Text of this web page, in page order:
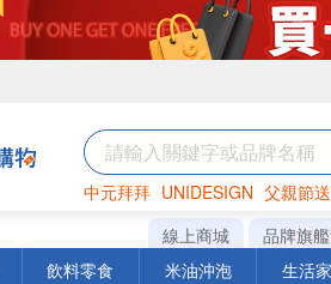
中元拜拜 UNIDESIGN 父親節
巧克力 罐頭 衛生紙
線上商城 品牌旗
飲料零食 米油沖泡 生活